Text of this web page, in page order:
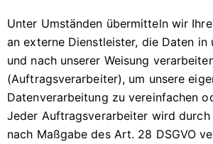
Unter Umständen übermitteln wir
an externe Dienstleister, die Daten in
und nach unserer Weisung
(Auftragsverarbeiter), um unsere
Datenverarbeitung zu vereinfachen
Jeder Auftragsverarbeiter wird durch
nach Maßgabe des Art. 28 DSGVO